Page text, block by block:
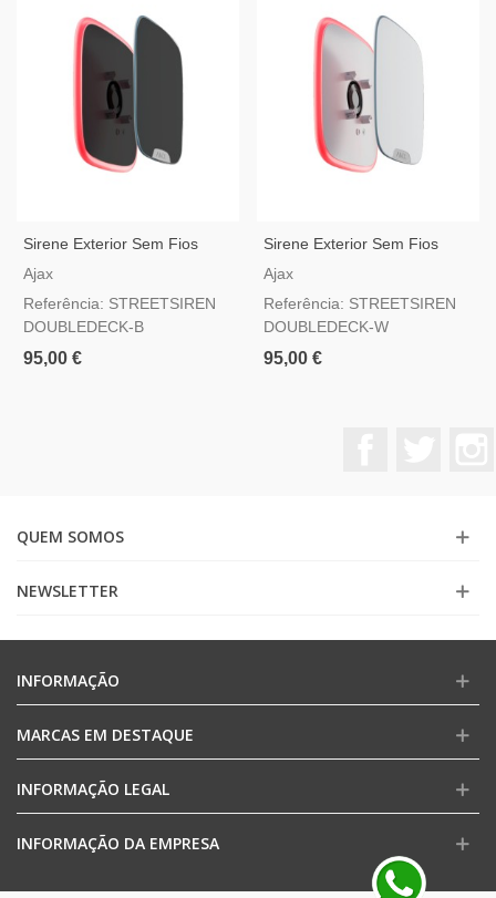
Sirene Exterior Sem Fios
Preta Com Tampa
StreetSiren DoubleDeck
Ajax
Referência: STREETSIREN
DOUBLEDECK-B
95,00 €
Sirene Exterior Sem Fios
Branca Com Tampa
StreetSiren DoubleDeck
Ajax
Referência: STREETSIREN
DOUBLEDECK-W
95,00 €
QUEM SOMOS
NEWSLETTER
INFORMAÇÃO
MARCAS EM DESTAQUE
INFORMAÇÃO LEGAL
INFORMAÇÃO DA EMPRESA